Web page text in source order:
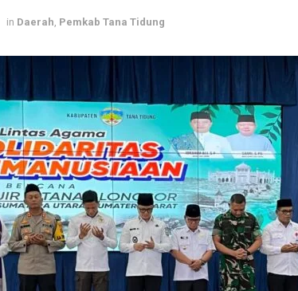
in Daerah Pemkab Tana Tidung